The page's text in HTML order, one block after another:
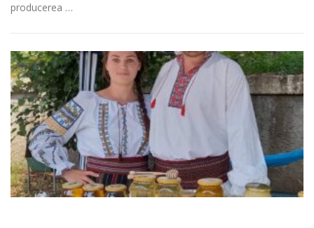
producerea …